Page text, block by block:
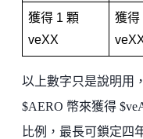
獲得 1 顆
veXX
獲得
以上數字只是說明用
$AERO 幣來獲得
比例，最長可鎖定四